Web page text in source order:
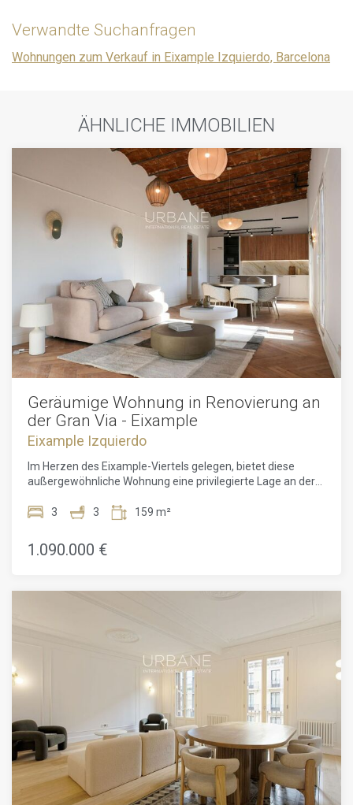
Verwandte Suchanfragen
Wohnungen zum Verkauf in Eixample Izquierdo, Barcelona
ÄHNLICHE IMMOBILIEN
Geräumige Wohnung in Renovierung an
der Gran Via - Eixample
Eixample Izquierdo
Im Herzen des Eixample-Viertels gelegen, bietet diese
außergewöhnliche Wohnung eine privilegierte Lage an der
Immobilie, in einem Gebäude aus dem Jahr 1888, wird
modernen und raffinierten Lebensraum zu bieten.Die 145
m² große Wohnung befindet sich im 5. Stock eines
ursprünglichen Charme der Architektur aus der damaligen
Zeit bewahren.Die Wohnung bietet auch drei sorgfältig
gestaltete Badezimmer. Sie werden die fünf Balkone zu
schätzen wissen, die zur Straße hinausgehen und einen
ungehinderten Blick auf das lebendige Treiben in diesem
dynamischen Viertel von Barcelona bieten, sowie eine
Terrasse, die ideal ist, um das mediterrane Klima zu
genießen.Das ViertelEixample ist eines der begehrtesten
Viertel Barcelonas, bekannt für seine beeindruckende
Architektur und kosmopolitische Atmosphäre. Sie sind nur
wenige Schritte von gehobenen Geschäften, gehobenen
3 3 159 m²
1.090.000 €